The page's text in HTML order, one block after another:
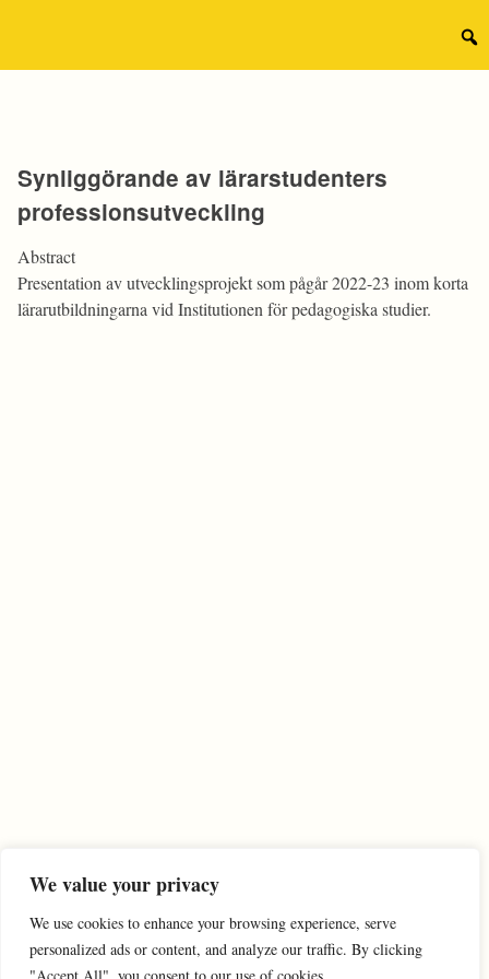
We value your privacy
We use cookies to enhance your browsing experience, serve
personalized ads or content, and analyze our traffic. By clicking
Synliggörande av lärarstudenters
professionsutveckling
Abstract
Presentation av utvecklingsprojekt som pågår 2022-23 inom korta
lärarutbildningarna vid Institutionen för pedagogiska studier.